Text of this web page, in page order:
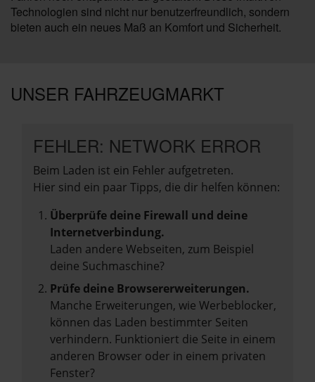
Technologien sind nicht nur benutzerfreundlich, sondern
bieten auch ein neues Maß an Komfort und Sicherheit.
UNSER FAHRZEUGMARKT
FEHLER: NETWORK ERROR
Beim Laden ist ein Fehler aufgetreten.
Hier sind ein paar Tipps, die dir helfen können:
Überprüfe deine Firewall und deine
Internetverbindung.
Laden andere Webseiten, zum Beispiel
deine Suchmaschine?
Prüfe deine Browsererweiterungen.
Manche Erweiterungen, wie Werbeblocker,
können das Laden bestimmter Seiten
verhindern. Funktioniert die Seite in einem
anderen Browser oder in einem privaten
Fenster?